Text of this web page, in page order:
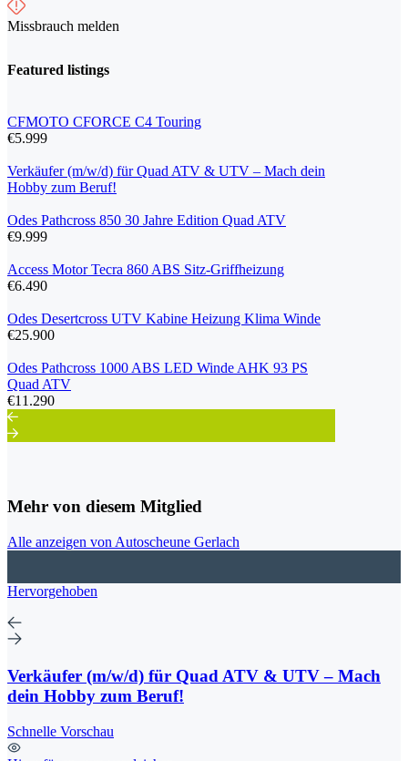
Missbrauch melden
Featured listings
CFMOTO CFORCE C4 Touring
€5.999
Verkäufer (m/w/d) für Quad ATV & UTV – Mach dein
Hobby zum Beruf!
Odes Pathcross 850 30 Jahre Edition Quad ATV
€9.999
Access Motor Tecra 860 ABS Sitz-Griffheizung
€6.490
Odes Desertcross UTV Kabine Heizung Klima Winde
€25.900
Odes Pathcross 1000 ABS LED Winde AHK 93 PS
Quad ATV
€11.290
Mehr von diesem Mitglied
Alle anzeigen von Autoscheune Gerlach
Hervorgehoben
Verkäufer (m/w/d) für Quad ATV & UTV – Mach
dein Hobby zum Beruf!
Schnelle Vorschau